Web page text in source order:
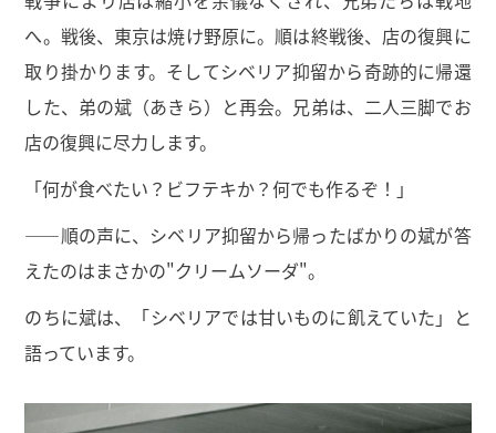
へ。戦後、東京は焼け野原に。順は終戦後、店の復興に
取り掛かります。そしてシベリア抑留から奇跡的に帰還
した、弟の斌（あきら）と再会。兄弟は、二人三脚でお
店の復興に尽力します。
「何が食べたい？ビフテキか？何でも作るぞ！」
——順の声に、シベリア抑留から帰ったばかりの斌が答
えたのはまさかの"クリームソーダ"。
のちに斌は、「シベリアでは甘いものに飢えていた」と
語っています。